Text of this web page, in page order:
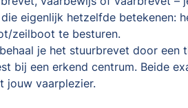
eigenlijk hetzelfde betekenen:
zeilboot te besturen.
je het stuurbrevet door
bij een erkend centrum. Beide
jouw vaarplezier.